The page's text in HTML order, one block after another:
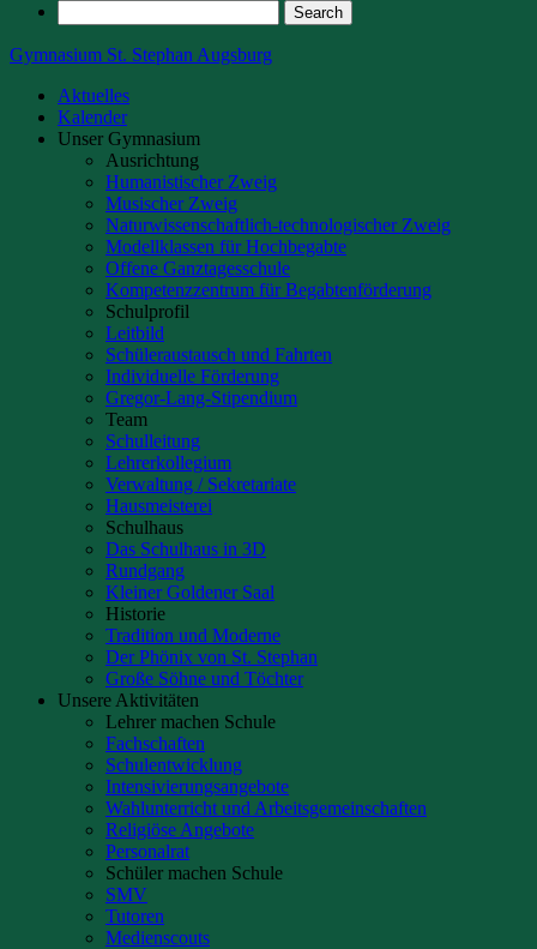
Gymnasium St. Stephan Augsburg
Aktuelles
Kalender
Unser Gymnasium
Ausrichtung
Humanistischer Zweig
Musischer Zweig
Naturwissenschaftlich-technologischer Zweig
Modellklassen für Hochbegabte
Offene Ganztagesschule
Kompetenzzentrum für Begabtenförderung
Schulprofil
Leitbild
Schüleraustausch und Fahrten
Individuelle Förderung
Gregor-Lang-Stipendium
Team
Schulleitung
Lehrerkollegium
Verwaltung / Sekretariate
Hausmeisterei
Schulhaus
Das Schulhaus in 3D
Rundgang
Kleiner Goldener Saal
Historie
Tradition und Moderne
Der Phönix von St. Stephan
Große Söhne und Töchter
Unsere Aktivitäten
Lehrer machen Schule
Fachschaften
Schulentwicklung
Intensivierungsangebote
Wahlunterricht und Arbeitsgemeinschaften
Religiöse Angebote
Personalrat
Schüler machen Schule
SMV
Tutoren
Medienscouts